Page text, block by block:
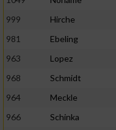
999
Hirche
981
Ebeling
963
Lopez
968
Schmidt
964
Meckle
966
Schinka